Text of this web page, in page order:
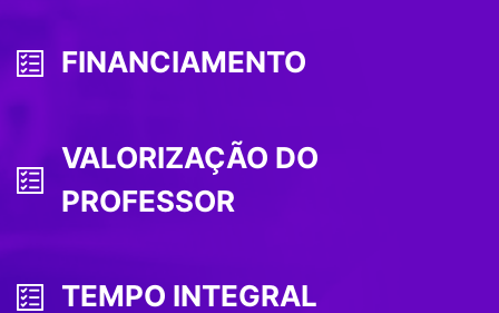
FINANCIAMENTO
VALORIZAÇÃO DO
PROFESSOR
TEMPO INTEGRAL